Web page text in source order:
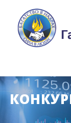
content